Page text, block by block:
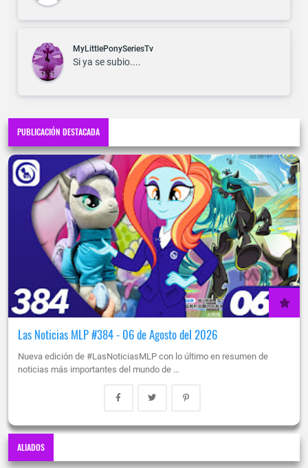
MyLittlePonySeriesTv
Si ya se subio....
PUBLICACIÓN DESTACADA
Las Noticias MLP #384 - 06 de Agosto del 2026
Nueva edición de #LasNoticiasMLP con lo último en resumen de
noticias más importantes del mundo de …
ALIADOS